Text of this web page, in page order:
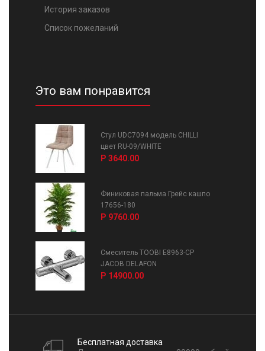
История заказов
Список пожеланий
Это вам понравится
Стул UDC7094 модель CHILLI
цвет RU-09/WHITE
Р 3640.00
Финиковая пальма Грейс кашпо
17656-180
Р 9760.00
Смеситель TOOBI E8963-CP
JACOB DELAFON
Р 14900.00
Бесплатная доставка